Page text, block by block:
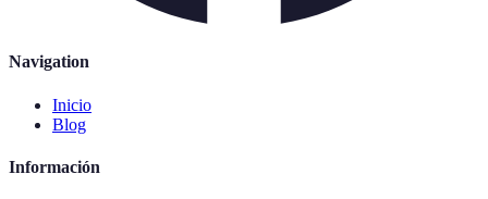
Navigation
Inicio
Blog
Información